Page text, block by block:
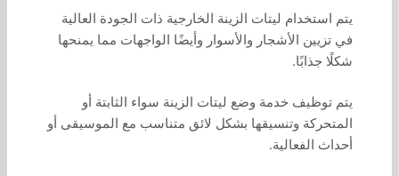
يتم استخدام ليتات الزينة الخارجية ذات الجودة العالية
في تزيين الأشجار والأسوار وأيضًا الواجهات مما يمنحها
شكلًا جذابًا.
يتم توظيف خدمة وضع ليتات الزينة سواء الثابتة أو
المتحركة وتنسيقها بشكل لائق متناسب مع الموسيقى أو
أحداث الفعالية.